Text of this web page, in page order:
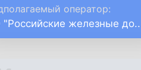
оператор:
железные